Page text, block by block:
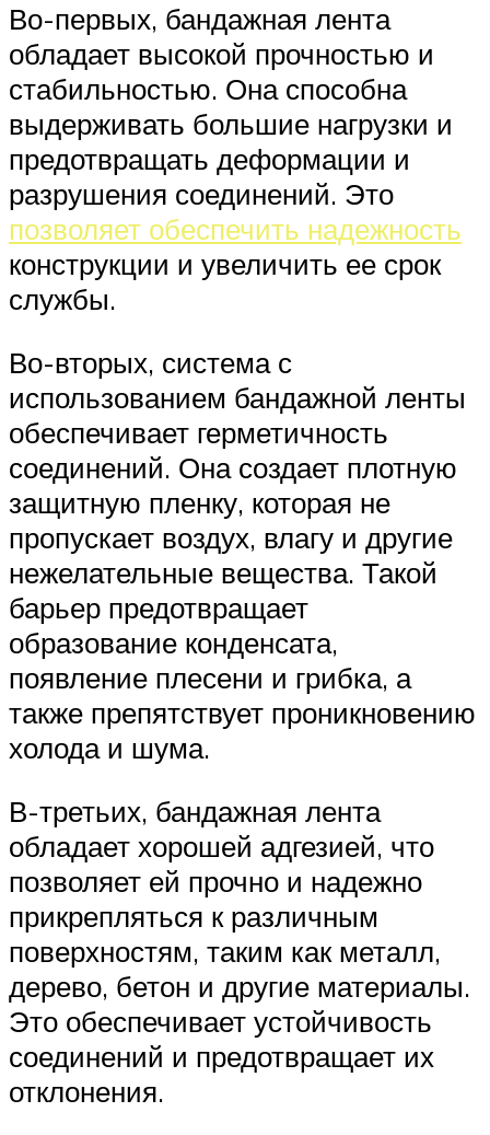
Во-первых, бандажная лента
обладает высокой прочностью и
стабильностью. Она способна
выдерживать большие нагрузки и
предотвращать деформации и
разрушения соединений. Это
позволяет обеспечить надежность
конструкции и увеличить ее срок
службы.
Во-вторых, система с
использованием бандажной ленты
обеспечивает герметичность
соединений. Она создает плотную
защитную пленку, которая не
пропускает воздух, влагу и другие
нежелательные вещества. Такой
барьер предотвращает
образование конденсата,
появление плесени и грибка, а
также препятствует проникновению
холода и шума.
В-третьих, бандажная лента
обладает хорошей адгезией, что
позволяет ей прочно и надежно
прикрепляться к различным
поверхностям, таким как металл,
дерево, бетон и другие материалы.
Это обеспечивает устойчивость
соединений и предотвращает их
отклонения.